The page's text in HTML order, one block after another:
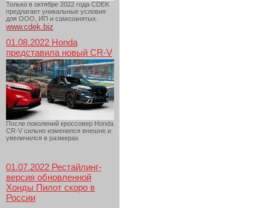
Только в октябре 2022 года CDEK
предлагает уникальные условия
для ООО, ИП и самозанятых.
www.cdek.biz
01.08.2022 Honda
представила новый CR-V
После поколений кроссовер Honda
CR-V сильно изменился внешне и
увеличился в размерах
01.07.2022 Рестайлинг-
версия обновленной
Хонды Пилот скоро в
России